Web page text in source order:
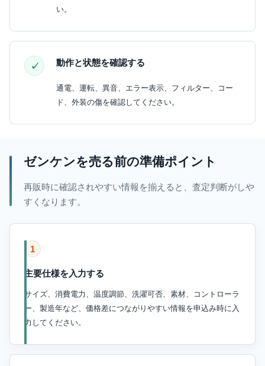
い。
動作と状態を確認する
通電、運転、異音、エラー表示、フィルター、コー
ド、外装の傷を確認してください。
ゼンケンを売る前の準備ポイント
再販時に確認されやすい情報を揃えると、査定判断がしや
すくなります。
1
主要仕様を入力する
サイズ、消費電力、温度調節、洗濯可否、素材、コントローラ
ー、製造年など、価格差につながりやすい情報を申込み時に入
力してください。